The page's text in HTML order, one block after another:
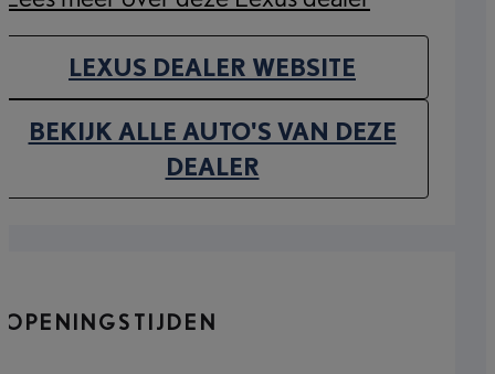
(Opens in new tab)
LEXUS DEALER WEBSITE
(OPENS IN NEW TAB)
BEKIJK ALLE AUTO'S VAN DEZE
DEALER(OPENS IN NEW TAB)
OPENINGSTIJDEN